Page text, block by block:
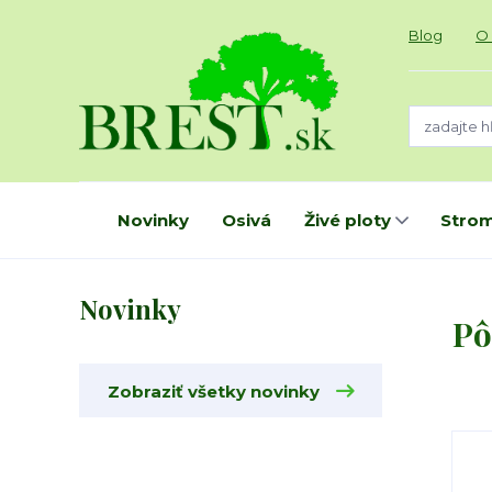
Blog O
Novinky Osivá Živé ploty
Novinky
Zobraziť všetky novinky